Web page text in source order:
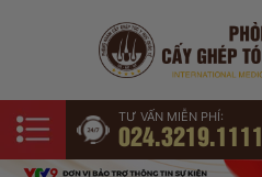
TƯ VẤN MIỄN PHÍ:
024.3219.1111